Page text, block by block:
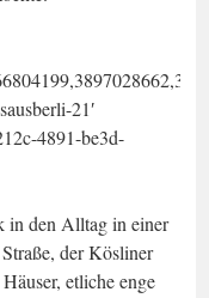
21′
4891-be3d-
in den Alltag in einer
der Kösliner
etliche enge